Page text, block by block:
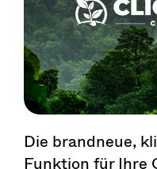
Die brandneue,
Funktion für Ihre